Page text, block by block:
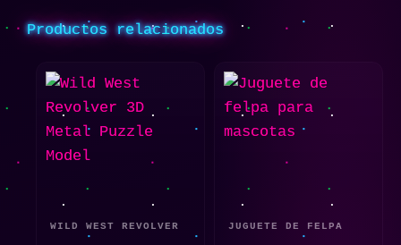
Productos relacionados
WILD WEST REVOLVER JUGUETE DE FELPA